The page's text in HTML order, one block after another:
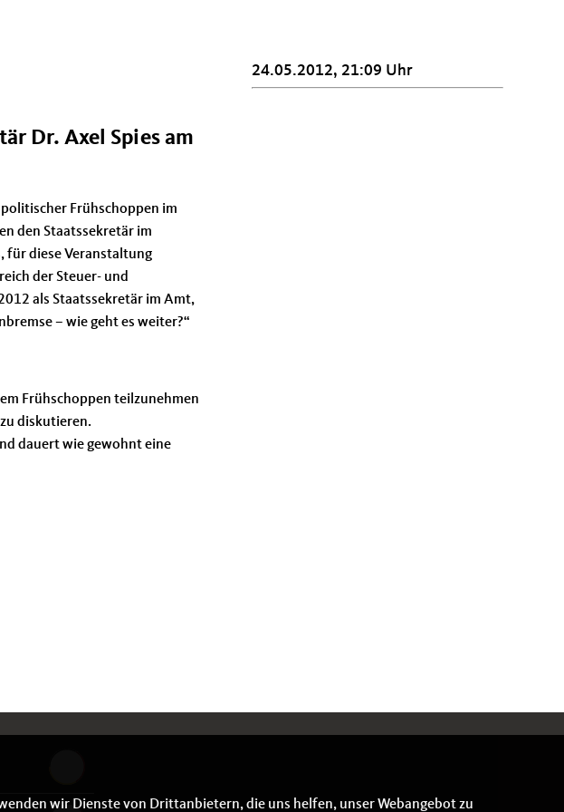
Dr. Axel Spies am
Frühschoppen im
den Staatssekretär im
für diese Veranstaltung
der Steuer- und
als Staatssekretär im Amt,
– wie geht es weiter?“
Frühschoppen teilzunehmen
diskutieren.
dauert wie gewohnt eine
24.05.2012, 21:09 Uhr
wir Dienste von Drittanbietern, die uns helfen, unser Webangebot zu